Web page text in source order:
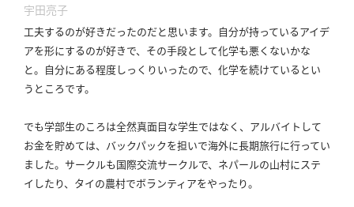
い
せ
宇田亮子
工夫するのが好きだったのだと思います。 自分が持っているアイデ
アを形にするのが好きで、その手段として化学も悪くないかな
と。 自分にある程度しっくりいったので、化学を続けているとい
うところです。
でも学部生のころは全然真面目な学生ではなく、アルバイトして
お金を貯めては、バックパックを担いで海外に長期旅行に行ってい
ました。 サークルも国際交流サークルで、ネパールの山村にステ
イしたり、タイの農村でボランティアをやったり。